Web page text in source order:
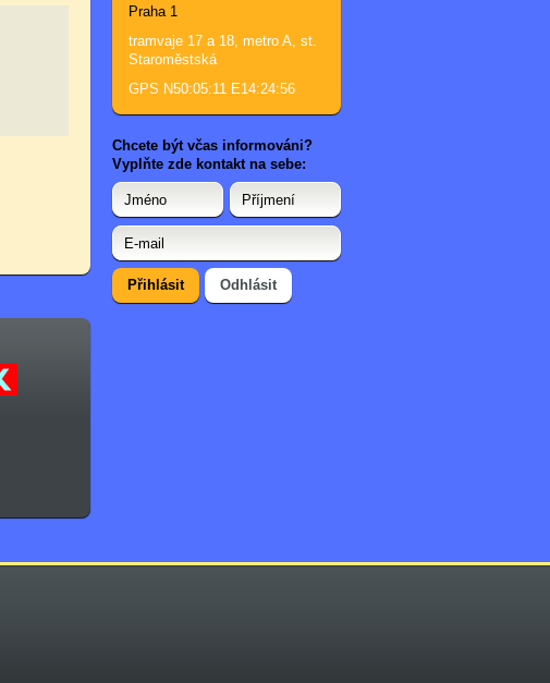
Praha 1
tramvaje 17 a 18, metro A, st.
Staroměstská
GPS N50:05:11 E14:24:56
Chcete být včas informováni?
Vyplňte zde kontakt na sebe: